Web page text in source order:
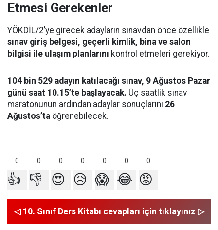
Etmesi Gerekenler
YÖKDİL/2’ye girecek adayların sınavdan önce özellikle
sınav giriş belgesi, geçerli kimlik, bina ve salon
bilgisi ile ulaşım planlarını kontrol etmeleri gerekiyor.
104 bin 529 adayın katılacağı sınav, 9 Ağustos Pazar
günü saat 10.15’te başlayacak. Üç saatlik sınav
maratonunun ardından adaylar sonuçlarını 26
Ağustos’ta öğrenebilecek.
0 0 0 0 0 0 0
👍 👎 😍 😥 😱 😂 😡
◁ 10. Sınıf Ders Kitabı cevapları için tıklayınız ▷